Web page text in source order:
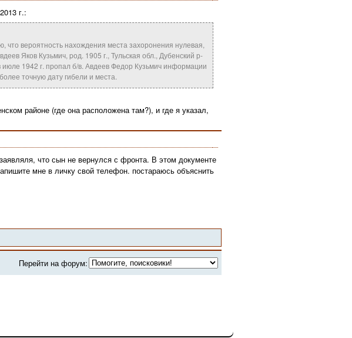
г.:
что вероятность нахождения места захоронения нулевая,
Яков Кузьмич, pод. 1905 г., Тульская обл., Дубенский р-
1942 г. пропал б/в. Авдеев Федор Кузьмич информации
точную дату гибели и места.
районе (где она расположена там?), и где я указал,
что сын не вернулся с фронта. В этом документе
мне в личку свой телефон. постараюсь объяснить
Перейти на форум: